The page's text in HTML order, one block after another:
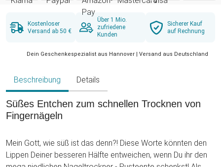
Kostenloser
Versand ab 50 €
Über 1 Mio.
zufriedene
Kunden
Sicherer Kauf
auf Rechnung
Dein Geschenkespezialist aus Hannover | Versand aus Deutschland
Beschreibung Details
Süßes Entchen zum schnellen Trocknen von
Fingernägeln
Mein Gott, wie süß ist das denn?! Diese Worte könnten den
Lippen Deiner besseren Hälfte entweichen, wenn Du ihr den